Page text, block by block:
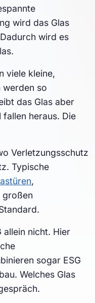
wird das Glas
wird es
viele kleine,
werden so
das Glas aber
heraus. Die
Verletzungsschutz
Typische
,
großen
allein nicht. Hier
sogar ESG
Welches Glas